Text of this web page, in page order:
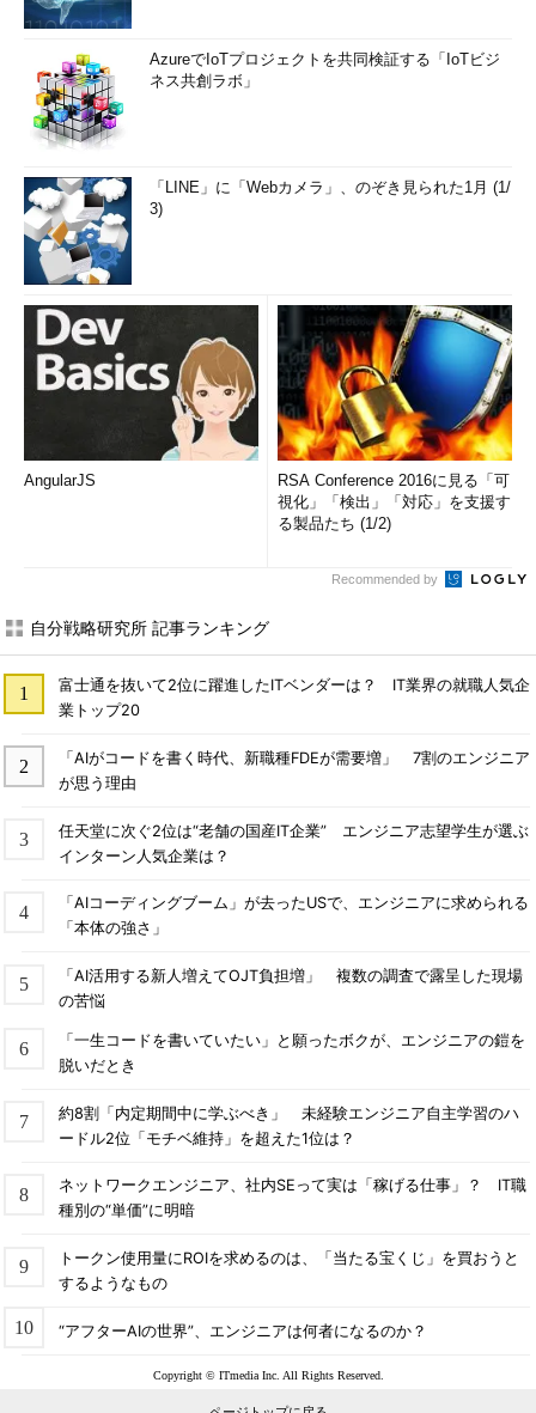
AzureでIoTプロジェクトを共同検証する「IoTビジ
ネス共創ラボ」
「LINE」に「Webカメラ」、のぞき見られた1月 (1/
3)
AngularJS
RSA Conference 2016に見る「可
視化」「検出」「対応」を支援す
る製品たち (1/2)
Recommended by
自分戦略研究所 記事ランキング
富士通を抜いて2位に躍進したITベンダーは？ IT業界の就職人気企
業トップ20
「AIがコードを書く時代、新職種FDEが需要増」 7割のエンジニア
が思う理由
任天堂に次ぐ2位は“老舗の国産IT企業” エンジニア志望学生が選ぶ
インターン人気企業は？
「AIコーディングブーム」が去ったUSで、エンジニアに求められる
「本体の強さ」
「AI活用する新人増えてOJT負担増」 複数の調査で露呈した現場
の苦悩
「一生コードを書いていたい」と願ったボクが、エンジニアの鎧を
脱いだとき
約8割「内定期間中に学ぶべき」 未経験エンジニア自主学習のハ
ードル2位「モチベ維持」を超えた1位は？
ネットワークエンジニア、社内SEって実は「稼げる仕事」？ IT職
種別の“単価”に明暗
トークン使用量にROIを求めるのは、「当たる宝くじ」を買おうと
するようなもの
“アフターAIの世界”、エンジニアは何者になるのか？
Copyright © ITmedia Inc. All Rights Reserved.